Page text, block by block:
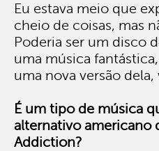
Eu estava meio que
cheio de coisas, mas
Poderia ser um disco
uma música
uma nova versão dela,
É um tipo de música
alternativo americano
Addiction?